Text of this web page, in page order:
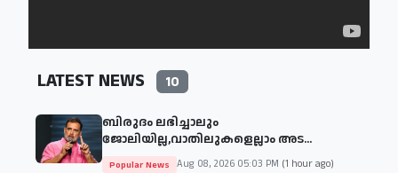
LATEST NEWS 10
ബിരുദം ലഭിച്ചാലും
ജോലിയില്ല,വാതിലുകളെല്ലാം അട...
Popular News Aug 08, 2026 05:03 PM (1 hour ago)